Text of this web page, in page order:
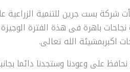
باهرة فى هذة الفترة
اكبربمشيئة الله تعالى.
على وعودنا وستجدنا دائما